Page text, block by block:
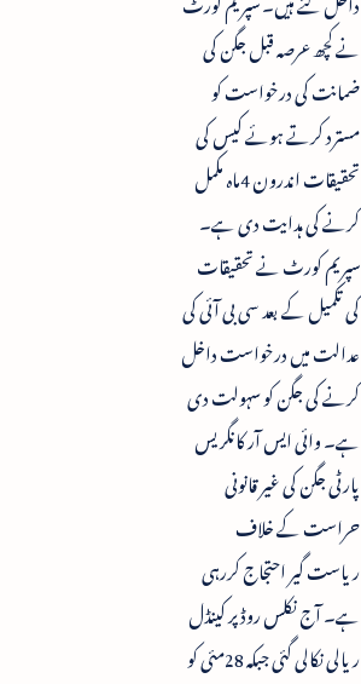
نے کچھ عرصہ قبل جگن کی
ضمانت کی درخواست کو
مسترد کرتے ہوئے کیس کی
تحقیقات اندرون 4ماہ مکمل
کرنے کی ہدایت دی ہے۔
سپریم کورٹ نے تحقیقات
کی تکمیل کے بعد سی بی آئی کی
عدالت میں درخواست داخل
کرنے کی جگن کو سہولت دی
ہے۔ وائی ایس آر کانگریس
پارٹی جگن کی غیر قانونی
حراست کے خلاف
ریاست گیر احتجاج کررہی
ہے۔ آج نکلس روڈ پر کینڈل
ریالی نکالی گئی جبکہ 28مئی کو